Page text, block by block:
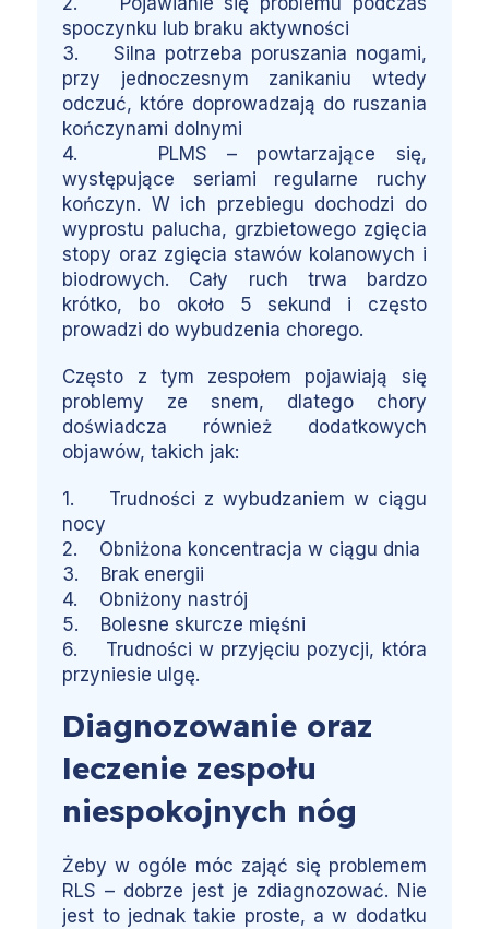
spoczynku lub braku aktywności
3. Silna potrzeba poruszania nogami,
przy jednoczesnym zanikaniu wtedy
odczuć, które doprowadzają do ruszania
kończynami dolnymi
4. PLMS – powtarzające się,
występujące seriami regularne ruchy
kończyn. W ich przebiegu dochodzi do
wyprostu palucha, grzbietowego zgięcia
stopy oraz zgięcia stawów kolanowych i
biodrowych. Cały ruch trwa bardzo
krótko, bo około 5 sekund i często
prowadzi do wybudzenia chorego.
Często z tym zespołem pojawiają się
problemy ze snem, dlatego chory
doświadcza również dodatkowych
objawów, takich jak:
1. Trudności z wybudzaniem w ciągu
nocy
2. Obniżona koncentracja w ciągu dnia
3. Brak energii
4. Obniżony nastrój
5. Bolesne skurcze mięśni
6. Trudności w przyjęciu pozycji, która
przyniesie ulgę.
Diagnozowanie oraz
leczenie zespołu
niespokojnych nóg
Żeby w ogóle móc zająć się problemem
RLS – dobrze jest je zdiagnozować. Nie
jest to jednak takie proste, a w dodatku